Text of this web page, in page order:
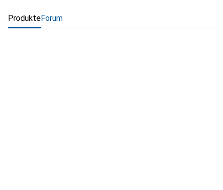
ProdukteForum